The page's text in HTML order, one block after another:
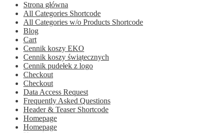
Strona główna
All Categories Shortcode
All Categories w/o Products Shortcode
Blog
Cart
Cennik koszy EKO
Cennik koszy świątecznych
Cennik pudełek z logo
Checkout
Checkout
Data Access Request
Frequently Asked Questions
Header & Teaser Shortcode
Homepage
Homepage